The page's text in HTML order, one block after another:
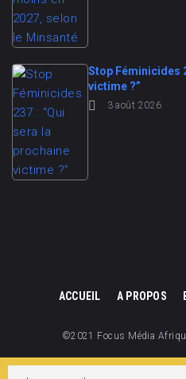
Stop Féminicides
victime ?”
3 août 2026
ACCUEIL A PROPOS
©2021 Focus Média
Focus Média Afrique est une